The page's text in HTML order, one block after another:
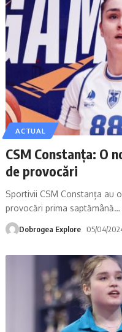
ACTUAL
CSM Constanța: O
de provocări
Sportivii CSM Constanța au
provocări prima saptămână…
Dobrogea Explore 05/04/